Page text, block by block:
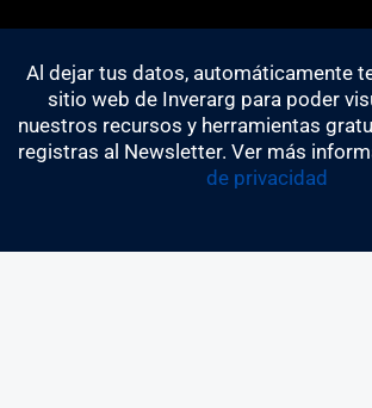
Al dejar tus datos, automáticamente
sitio web de Inverarg para poder
nuestros recursos y herramientas
registras al Newsletter. Ver más
de privacidad